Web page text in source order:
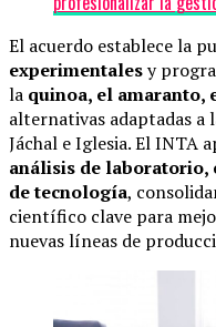
El acuerdo establece la
experimentalesy
la quinoa, el amaranto,
alternativas adaptadas a
Jáchal e Iglesia. El INTA
análisis de laboratorio,
de tecnología,
científico clave para
nuevas líneas de